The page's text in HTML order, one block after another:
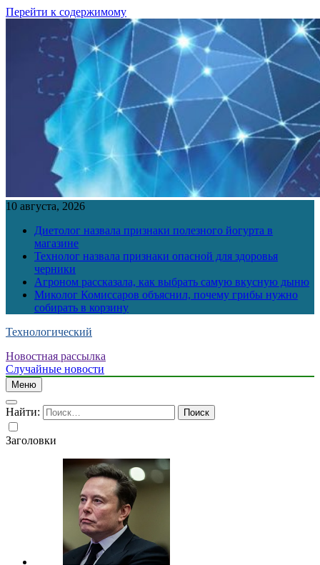
Перейти к содержимому
10 августа, 2026
Диетолог назвала признаки полезного йогурта в
магазине
Технолог назвала признаки опасной для здоровья
черники
Агроном рассказала, как выбрать самую вкусную дыню
Миколог Комиссаров объяснил, почему грибы нужно
собирать в корзину
Технологический
Новостная рассылка
Случайные новости
Меню
Найти:
Заголовки